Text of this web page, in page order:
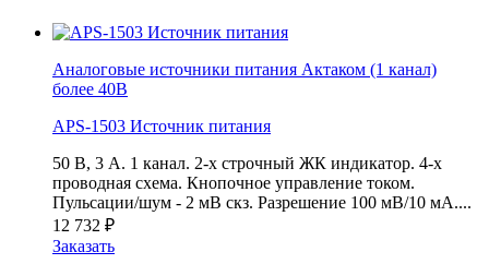
Аналоговые источники питания Актаком (1 канал)
более 40В
APS-1503 Источник питания
50 В, 3 А. 1 канал. 2-х строчный ЖК индикатор. 4-х
проводная схема. Кнопочное управление током.
Пульсации/шум - 2 мВ скз. Разрешение 100 мВ/10 мА....
12 732 ₽
Заказать